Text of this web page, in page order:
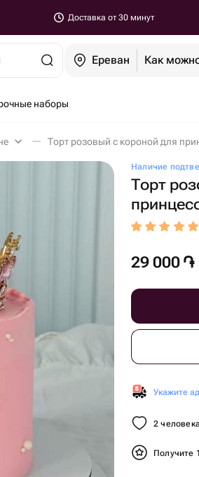
Доставка от 30 минут
Ереван Как
наборы
Торт розовый с короной для
Наличие
Торт
29 000 ֏
Укажите
2
Получите